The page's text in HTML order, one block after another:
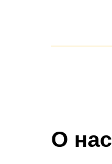
О нас